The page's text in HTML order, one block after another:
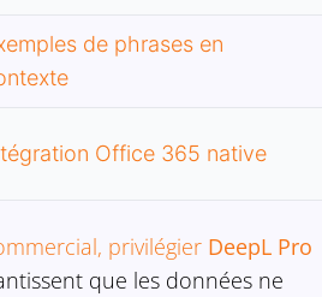
de phrases en
Office 365 native
privilégier DeepL Pro
que les données ne